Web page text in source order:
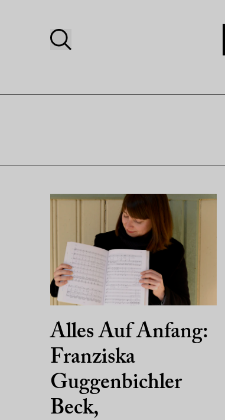
Alles Auf Anfang:
Franziska
Guggenbichler
Beck,